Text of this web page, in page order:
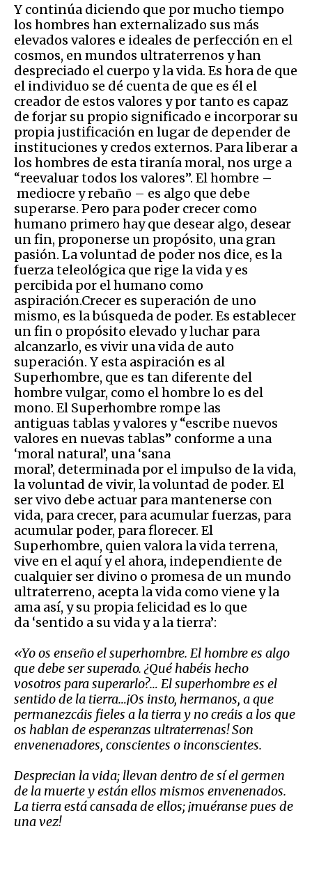
Y continúa diciendo que por mucho tiempo
los hombres han externalizado sus más
elevados valores e ideales de perfección en el
cosmos, en mundos ultraterrenos y han
despreciado el cuerpo y la vida. Es hora de que
el individuo se dé cuenta de que es él el
creador de estos valores y por tanto es capaz
de forjar su propio significado e incorporar su
propia justificación en lugar de depender de
instituciones y credos externos. Para liberar a
los hombres de esta tiranía moral, nos urge a
“reevaluar todos los valores”. El hombre –
mediocre y rebaño – es algo que debe
superarse. Pero para poder crecer como
humano primero hay que desear algo, desear
un fin, proponerse un propósito, una gran
pasión. La voluntad de poder nos dice, es la
fuerza teleológica que rige la vida y es
percibida por el humano como
aspiración.Crecer es superación de uno
mismo, es la búsqueda de poder. Es establecer
un fin o propósito elevado y luchar para
alcanzarlo, es vivir una vida de auto
superación. Y esta aspiración es al
Superhombre, que es tan diferente del
hombre vulgar, como el hombre lo es del
mono. El Superhombre rompe las
antiguas tablas y valores y “escribe nuevos
valores en nuevas tablas” conforme a una
‘moral natural’, una ‘sana
moral’, determinada por el impulso de la vida,
la voluntad de vivir, la voluntad de poder. El
ser vivo debe actuar para mantenerse con
vida, para crecer, para acumular fuerzas, para
acumular poder, para florecer. El
Superhombre, quien valora la vida terrena,
vive en el aquí y el ahora, independiente de
cualquier ser divino o promesa de un mundo
ultraterreno, acepta la vida como viene y la
ama así, y su propia felicidad es lo que
da ‘sentido a su vida y a la tierra’:
«Yo os enseño el superhombre. El hombre es algo
que debe ser superado. ¿Qué habéis hecho
vosotros para superarlo?… El superhombre es el
sentido de la tierra…¡Os insto, hermanos, a que
permanezcáis fieles a la tierra y no creáis a los que
os hablan de esperanzas ultraterrenas! Son
envenenadores, conscientes o inconscientes.
Desprecian la vida; llevan dentro de sí el germen
de la muerte y están ellos mismos envenenados.
La tierra está cansada de ellos; ¡muéranse pues de
una vez!